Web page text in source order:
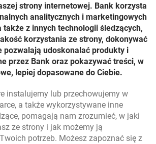
Instytut Badań Rynkowych i
na zlecenie Banku Millennium w
1000-osobowej,
Polaków w wieku 18 i więcej lat.
CATI.
karciekarcie
w nowej karcie
strony internetowej. Bank korzysta
analitycznych i marketingowych
także z innych technologii śledzących,
korzystania ze strony, dokonywać
pozwalają udoskonalać produkty i
przez Bank oraz pokazywać treści, w
lepiej dopasowane do Ciebie.
instalujemy lub przechowujemy w
a także wykorzystywane inne
pomagają nam zrozumieć, w jaki
ze strony i jak możemy ją
potrzeb. Możesz zapoznać się z